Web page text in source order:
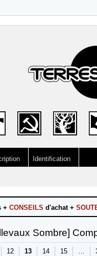
Identification
+ CONSEILS d'achat +
Sombre]
12 13 14 15 …